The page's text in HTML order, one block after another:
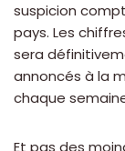
suspicion
pays. Les
sera
annoncés à la
chaque
Et pas des